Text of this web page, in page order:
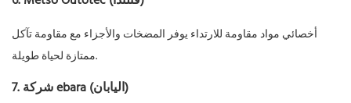
أخصائي مواد مقاومة للارتداء يوفر المضخات والأجزاء مع مقاومة تآكل
ممتازة لحياة طويلة.
7. شركة ebara (اليابان)